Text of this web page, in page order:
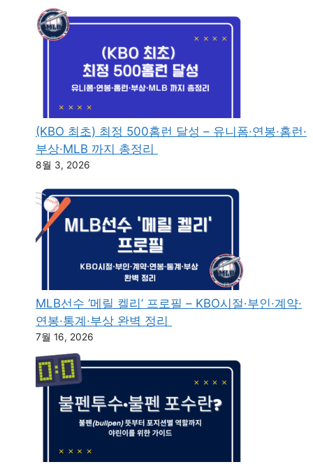
(KBO 최초) 최정 500홈런 달성 – 유니폼·연봉·홈런·
부상·MLB 까지 총정리
8월 3, 2026
MLB선수 ‘메릴 켈리’ 프로필 – KBO시절·부인·계약·
연봉·통계·부상 완벽 정리
7월 16, 2026